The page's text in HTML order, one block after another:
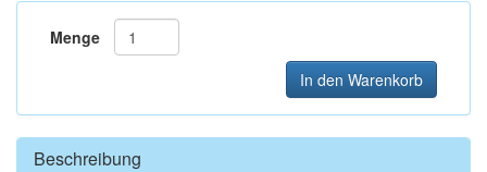
Menge
In den Warenkorb
Beschreibung